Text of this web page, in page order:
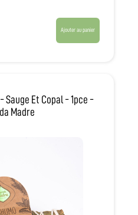
Ajouter au panier
Sauge Et Copal - 1pce -
Madre